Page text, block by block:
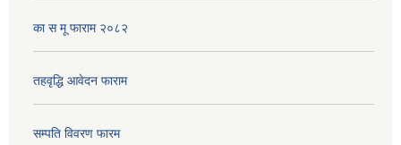
का स मू फाराम २०८२
तहवृद्धि आवेदन फाराम
सम्पति विवरण फारम